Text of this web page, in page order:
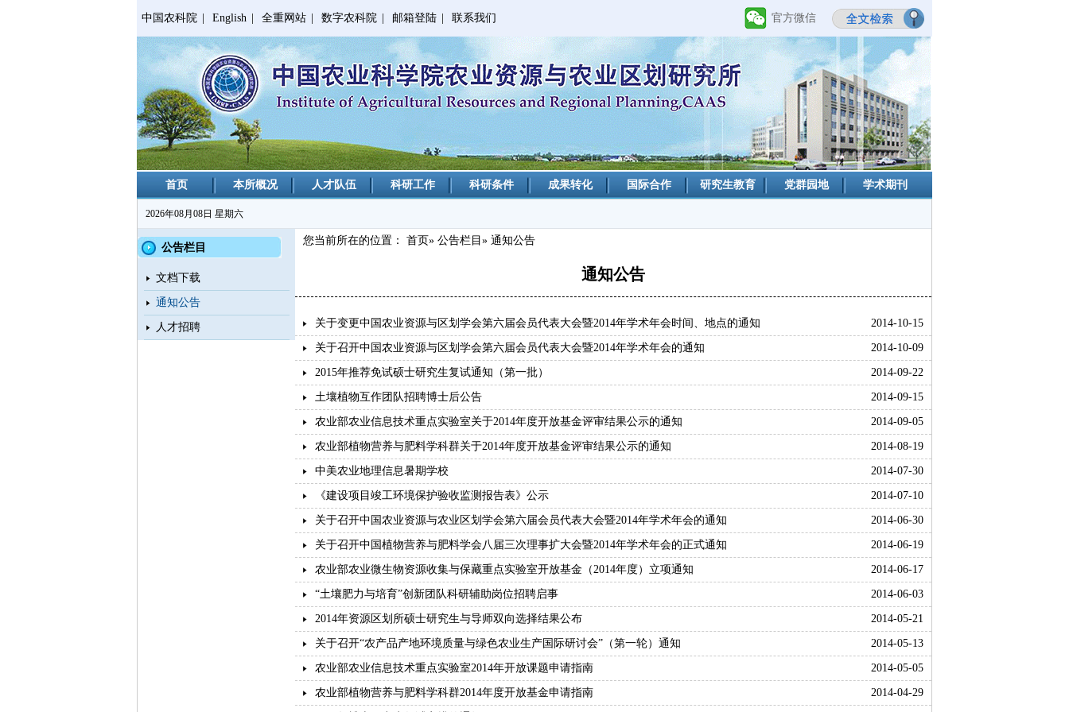
中国农科院 English 全重网站 数字农科院 邮箱登陆 联系我们 官方微信
首页 本所概况 人才队伍 科研工作 科研条件 成果转化 国际合作 研究生教育 党群园地 学术期刊
2026年08月08日 星期六
公告栏目
文档下载
通知公告
人才招聘
您当前所在的位置： 首页» 公告栏目 » 通知公告
通知公告
关于变更中国农业资源与区划学会第六届会员代表大会暨2014年学术年会时间、地点的通知 2014-10-15
关于召开中国农业资源与区划学会第六届会员代表大会暨2014年学术年会的通知 2014-10-09
2015年推荐免试硕士研究生复试通知（第一批） 2014-09-22
土壤植物互作团队招聘博士后公告 2014-09-15
农业部农业信息技术重点实验室关于2014年度开放基金评审结果公示的通知 2014-09-05
农业部植物营养与肥料学科群关于2014年度开放基金评审结果公示的通知 2014-08-19
中美农业地理信息暑期学校 2014-07-30
《建设项目竣工环境保护验收监测报告表》公示 2014-07-10
关于召开中国农业资源与农业区划学会第六届会员代表大会暨2014年学术年会的通知 2014-06-30
关于召开中国植物营养与肥料学会八届三次理事扩大会暨2014年学术年会的正式通知 2014-06-19
农业部农业微生物资源收集与保藏重点实验室开放基金（2014年度）立项通知 2014-06-17
“土壤肥力与培育”创新团队科研辅助岗位招聘启事 2014-06-03
2014年资源区划所硕士研究生与导师双向选择结果公布 2014-05-21
关于召开“农产品产地环境质量与绿色农业生产国际研讨会”（第一轮）通知 2014-05-13
农业部农业信息技术重点实验室2014年开放课题申请指南 2014-05-05
农业部植物营养与肥料学科群2014年度开放基金申请指南 2014-04-29